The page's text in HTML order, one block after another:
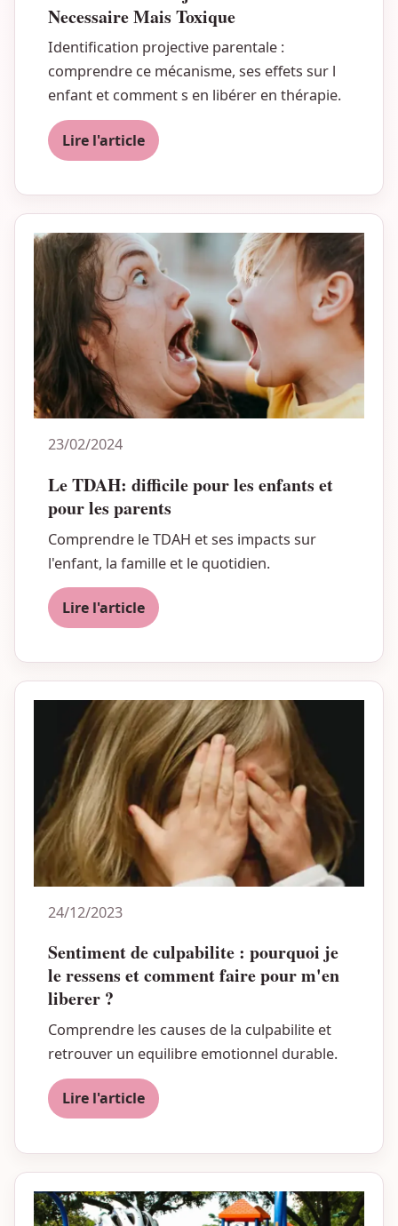
Necessaire Mais Toxique
Identification projective parentale :
comprendre ce mécanisme, ses effets sur l
enfant et comment s en libérer en thérapie.
Lire l'article
23/02/2024
Le TDAH: difficile pour les enfants et
pour les parents
Comprendre le TDAH et ses impacts sur
l'enfant, la famille et le quotidien.
Lire l'article
24/12/2023
Sentiment de culpabilite : pourquoi je
le ressens et comment faire pour m'en
liberer ?
Comprendre les causes de la culpabilite et
retrouver un equilibre emotionnel durable.
Lire l'article